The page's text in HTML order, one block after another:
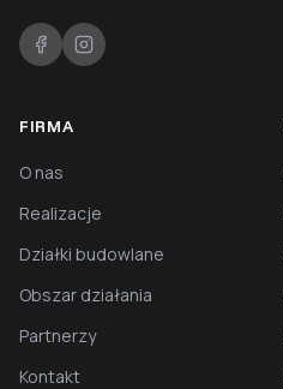
FIRMA
O nas
Realizacje
Działki budowlane
Obszar działania
Partnerzy
Kontakt